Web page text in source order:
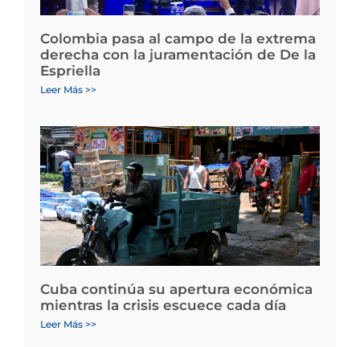
Colombia pasa al campo de la extrema
derecha con la juramentación de De la
Espriella
Leer Más >>
Cuba continúa su apertura económica
mientras la crisis escuece cada día
Leer Más >>